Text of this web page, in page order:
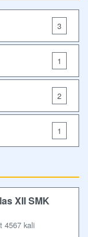
3
1
2
1
XII SMK
4567 kali